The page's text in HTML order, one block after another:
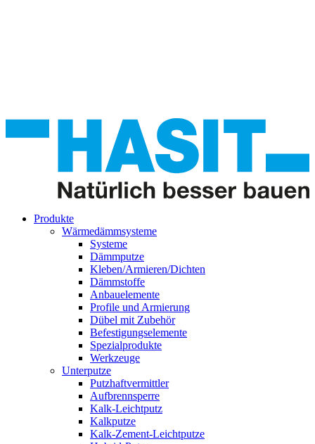
Produkte
Wärmedämmsysteme
Systeme
Dämmputze
Kleben/Armieren/Dichten
Dämmstoffe
Anbauelemente
Profile und Armierung
Dübel mit Zubehör
Befestigungselemente
Spezialprodukte
Werkzeuge
Unterputze
Putzhaftvermittler
Aufbrennsperre
Kalk-Leichtputz
Kalkputze
Kalk-Zement-Leichtputze